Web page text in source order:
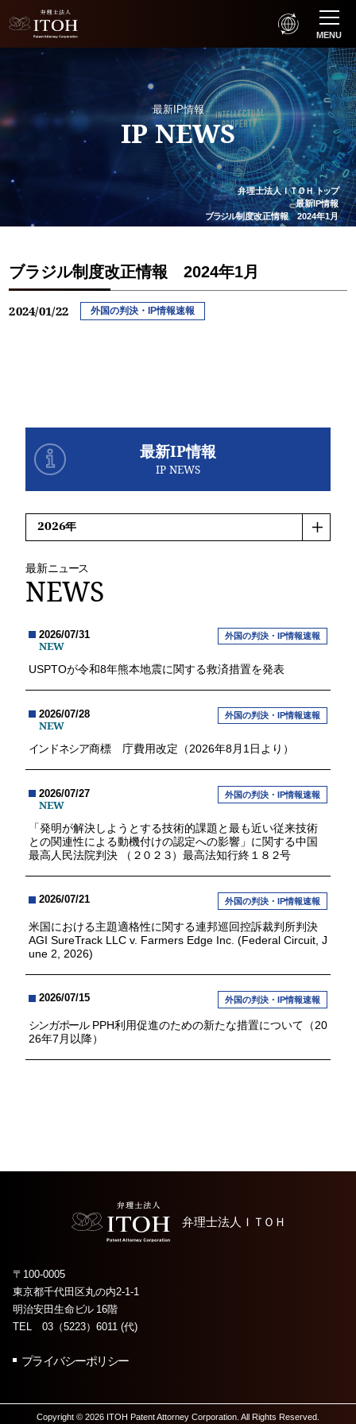
MENU
最新IP情報
IP NEWS
弁理士法人ＩＴＯＨ トップ
最新IP情報
ブラジル制度改正情報 2024年1月
ブラジル制度改正情報 2024年1月
2024/01/22 外国の判決・IP情報速報
最新IP情報
IP NEWS
最新ニュース
NEWS
2026/07/31
NEW
外国の判決・IP情報速報
USPTOが令和8年熊本地震に関する救済措置を発表
2026/07/28
NEW
外国の判決・IP情報速報
インドネシア商標 庁費用改定（2026年8月1日より）
2026/07/27
NEW
外国の判決・IP情報速報
「発明が解決しようとする技術的課題と最も近い従来技術
との関連性による動機付けの認定への影響」に関する中国
最高人民法院判決 （ ２０２３ ）最高法知行終 １８２号
2026/07/21 外国の判決・IP情報速報
米国における主題適格性に関する連邦巡回控訴裁判所判決
AGI SureTrack LLC v. Farmers Edge Inc. (Federal Circuit, J
une 2, 2026)
2026/07/15 外国の判決・IP情報速報
シンガポールPPH利用促進のための新たな措置について（20
26年7月以降）
弁理士法人 ＩＴＯＨ
〒100-0005
東京都千代田区丸の内2-1-1
明治安田生命 ビル16階
TEL 03（5223）6011 (代)
プライバシーポリシー
Copyright © 2026 ITOH Patent Attorney Corporation. All Rights Reserved.